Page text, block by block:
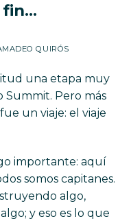
fin…
QUIRÓS
una etapa muy
Summit. Pero más
un viaje: el viaje
importante: aquí
somos capitanes.
algo,
y eso es lo que